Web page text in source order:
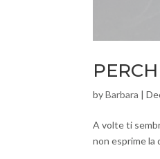
byBarbara |
A volte ti
non esprime la